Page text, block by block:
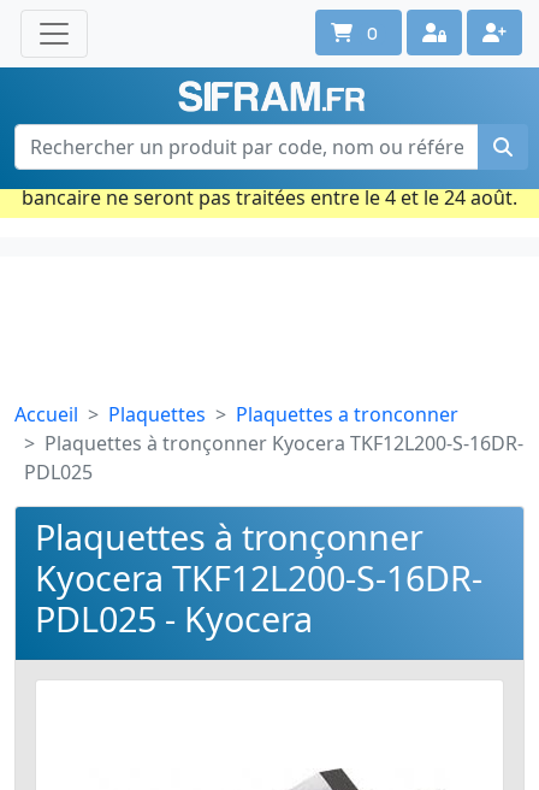
Une question ? Un conseil ?
Contactez-nous au 02 40 92 17 71
Ouvert du lun. au vend. de 08h à 18h
Période estivale : Les commandes prises par carte
bancaire ne seront pas traitées entre le 4 et le 24 août.
0
Accueil Plaquettes
Plaquettes a tronconner
Plaquettes à tronçonner Kyocera TKF12L200-S-16DR-
PDL025
Plaquettes à tronçonner
Kyocera TKF12L200-S-16DR-
PDL025 - Kyocera